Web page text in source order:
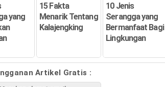
yang
15 Fakta
Menarik Tentang
Kalajengking
10 Jenis
Serangga yang
Bermanfaat Bagi
Lingkungan
Artikel Gratis :